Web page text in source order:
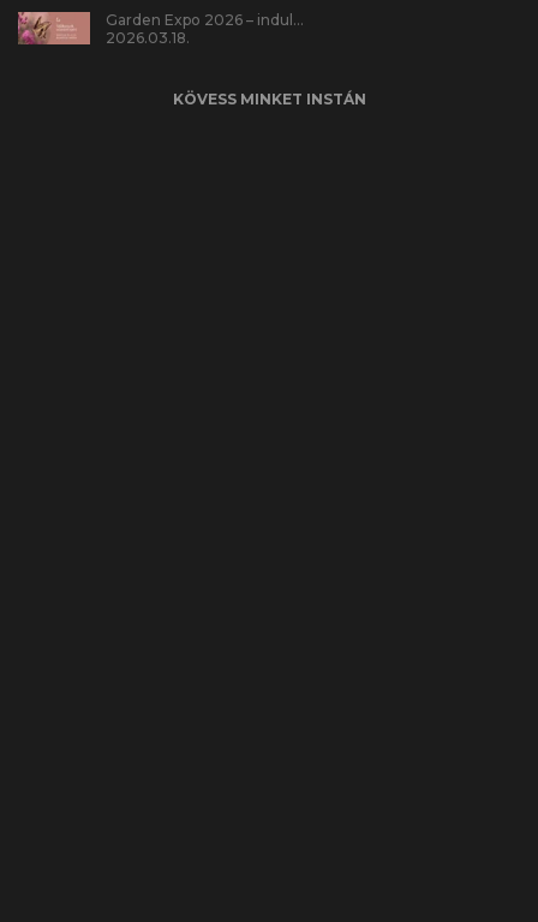
Garden Expo 2026 – indul…
2026.03.18.
KÖVESS MINKET INSTÁN